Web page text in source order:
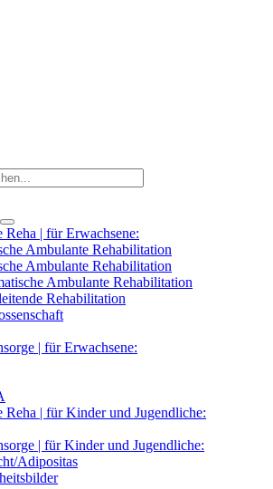
Reha | für Erwachsene:
Ambulante Rehabilitation
Ambulante Rehabilitation
Ambulante Rehabilitation
Rehabilitation
| für Erwachsene:
Reha | für Kinder und Jugendliche:
| für Kinder und Jugendliche:
Adipositas